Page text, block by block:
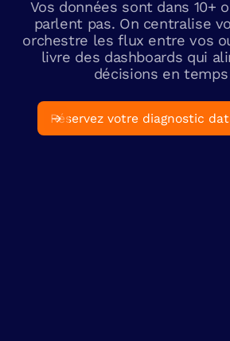
Vos données sont dans 10+
parlent pas. On centralise
orchestre les flux entre vos
livre des dashboards qui
décisions en
Réservez votre diagnostic